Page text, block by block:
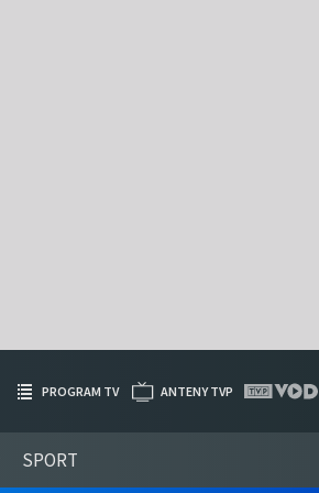
SPORT
PROGRAM TV ANTENY TVP